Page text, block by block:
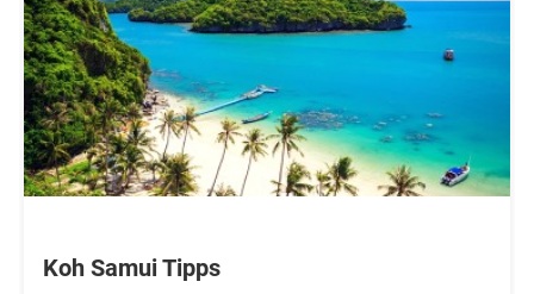
Koh Samui Tipps